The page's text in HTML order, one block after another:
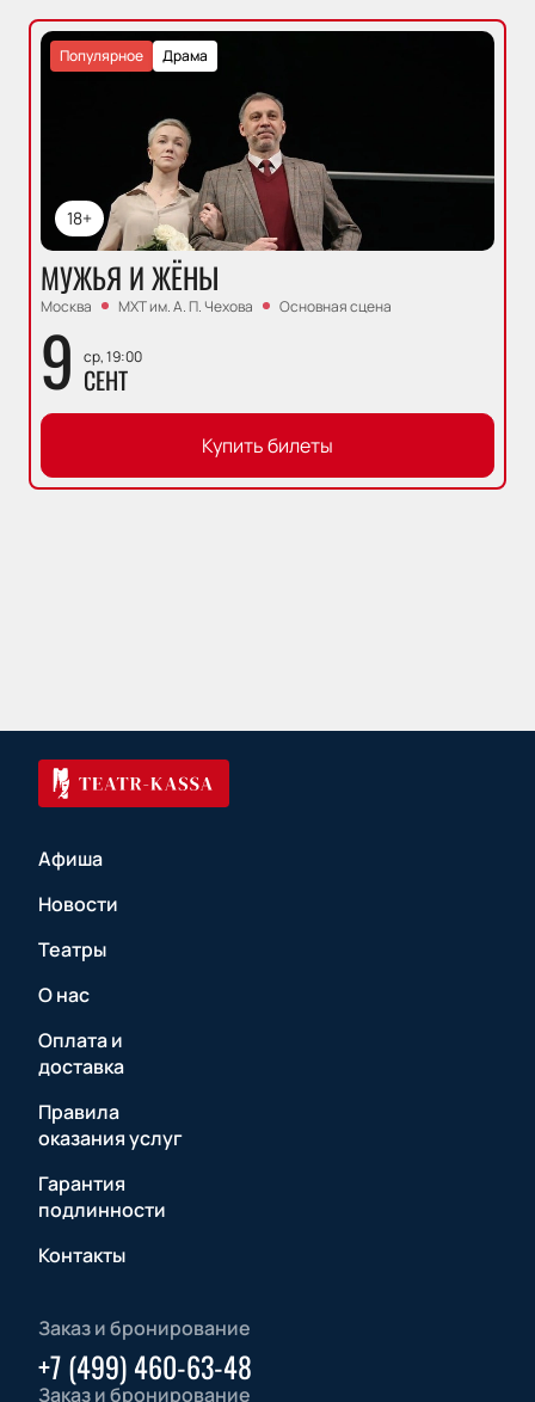
18+
Драма
Популярное
МУЖЬЯ И ЖЁНЫ
Москва МХТ им. А. П. Чехова Основная сцена
9 ср, 19:00
СЕНТ
Купить билеты
Афиша
Новости
Театры
О нас
Оплата и
доставка
Правила
оказания услуг
Гарантия
подлинности
Контакты
Заказ и бронирование
+7 (499) 460-63-48
Заказ и бронирование